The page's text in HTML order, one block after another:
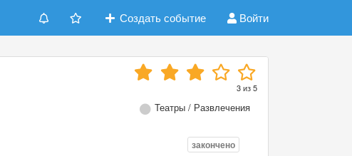
Создать событие Войти
3из5
Театры / Развлечения
закончено